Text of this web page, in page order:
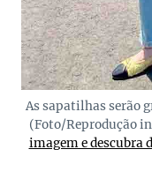
As sapatilhas serão
(Foto/Reprodução
imagem e descubra